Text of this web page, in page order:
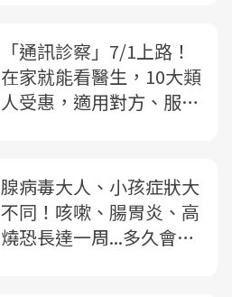
「通訊診察」7/1上路！
在家就能看醫生，10大類
人受惠，適用對方、服務
腺病毒大人、小孩症狀大
不同！咳嗽、腸胃炎、高
燒恐長達一周...多久會